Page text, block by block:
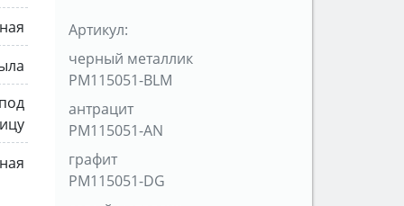
Артикул:
черный металлик
PM115051-BLM
антрацит
PM115051-AN
графит
PM115051-DG